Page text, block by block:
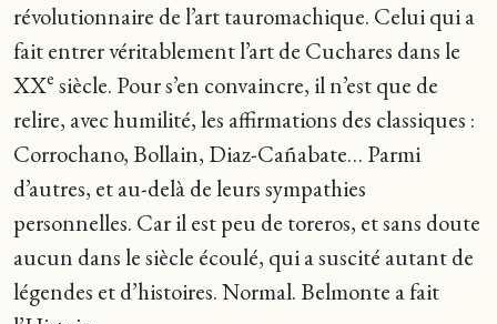
révolutionnaire de l’art tauromachique. Celui qui a
fait entrer véritablement l’art de Cuchares dans le
XXe siècle. Pour s’en convaincre, il n’est que de
relire, avec humilité, les affirmations des classiques :
Corrochano, Bollain, Diaz-Cañabate… Parmi
d’autres, et au-delà de leurs sympathies
personnelles. Car il est peu de toreros, et sans doute
aucun dans le siècle écoulé, qui a suscité autant de
légendes et d’histoires. Normal. Belmonte a fait